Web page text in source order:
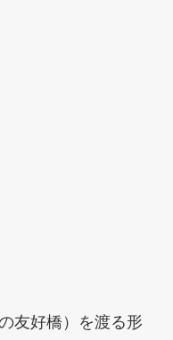
友好橋）を渡る形